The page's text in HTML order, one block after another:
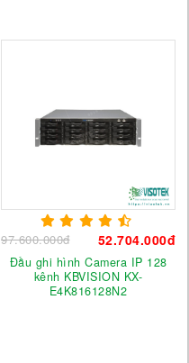
97.600.000đ 52.704.000đ
Đầu ghi hình Camera IP 128
kênh KBVISION KX-
E4K816128N2